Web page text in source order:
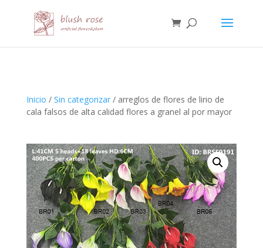
Inicio / Sin categorizar/ arreglos de flores de lirio de
cala falsos de alta calidad flores a granel al por mayor